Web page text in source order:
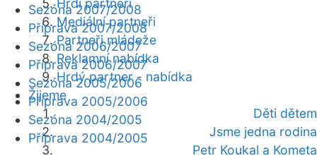
Hrdí partneři
Mediální partneři
Partneři mládeže
Reklamní nabídka
Hrdý partner - nabídka
Žijeme
Děti dětem
Jsme jedna rodina
Petr Koukal a Kometa
Sezóna 2007/2008
Příprava 2007/2008
Sezóna 2006/2007
Příprava 2006/2007
Sezóna 2005/2006
Příprava 2005/2006
Sezóna 2004/2005
Příprava 2004/2005